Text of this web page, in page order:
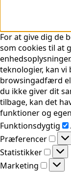
For at give dig de
som cookies til at
teknologier, kan vi
browsingadfærd
du ikke giver dit
tilbage, kan det
funktioner og
Funktionsdygtig
Præferencer
Statistikker
Marketing